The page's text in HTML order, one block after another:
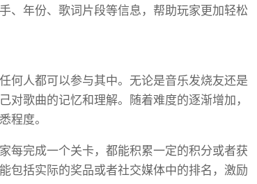
、年份、歌词片段等信息，帮助玩家更加轻松
何人都可以参与其中。无论是音乐发烧友还是
歌曲的记忆和理解。随着难度的逐渐增加，
程度。
每完成一个关卡，都能积累一定的积分或者获
包括实际的奖品或者社交媒体中的排名，激励